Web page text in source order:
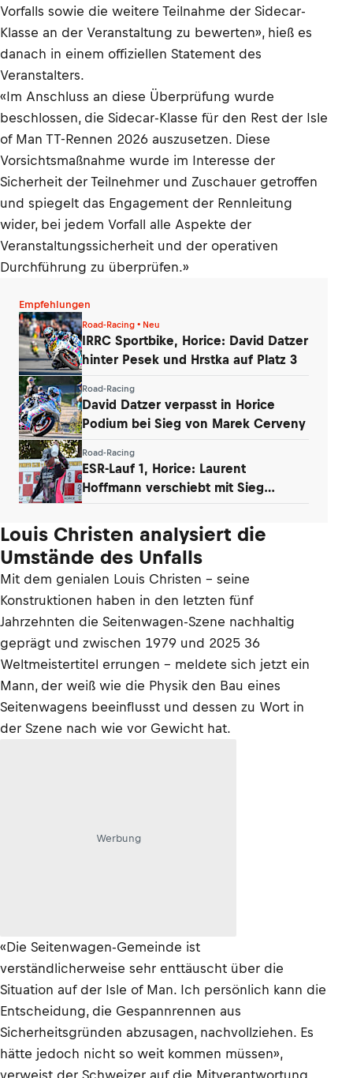
Vorfalls sowie die weitere Teilnahme der Sidecar-
Klasse an der Veranstaltung zu bewerten», hieß es
danach in einem offiziellen Statement des
Veranstalters.
«Im Anschluss an diese Überprüfung wurde
beschlossen, die Sidecar-Klasse für den Rest der Isle
of Man TT-Rennen 2026 auszusetzen. Diese
Vorsichtsmaßnahme wurde im Interesse der
Sicherheit der Teilnehmer und Zuschauer getroffen
und spiegelt das Engagement der Rennleitung
wider, bei jedem Vorfall alle Aspekte der
Veranstaltungssicherheit und der operativen
Durchführung zu überprüfen.»
Empfehlungen
Road-Racing • Neu
IRRC Sportbike, Horice: David Datzer
hinter Pesek und Hrstka auf Platz 3
Road-Racing
David Datzer verpasst in Horice
Podium bei Sieg von Marek Cerveny
Road-Racing
ESR-Lauf 1, Horice: Laurent
Hoffmann verschiebt mit Sieg
Louis Christen analysiert die
Umstände des Unfalls
Mit dem genialen Louis Christen – seine
Konstruktionen haben in den letzten fünf
Jahrzehnten die Seitenwagen-Szene nachhaltig
geprägt und zwischen 1979 und 2025 36
Weltmeistertitel errungen – meldete sich jetzt ein
Mann, der weiß wie die Physik den Bau eines
Seitenwagens beeinflusst und dessen zu Wort in
der Szene nach wie vor Gewicht hat.
Werbung
«Die Seitenwagen-Gemeinde ist
verständlicherweise sehr enttäuscht über die
Situation auf der Isle of Man. Ich persönlich kann die
Entscheidung, die Gespannrennen aus
Sicherheitsgründen abzusagen, nachvollziehen. Es
hätte jedoch nicht so weit kommen müssen»,
verweist der Schweizer auf die Mitverantwortung